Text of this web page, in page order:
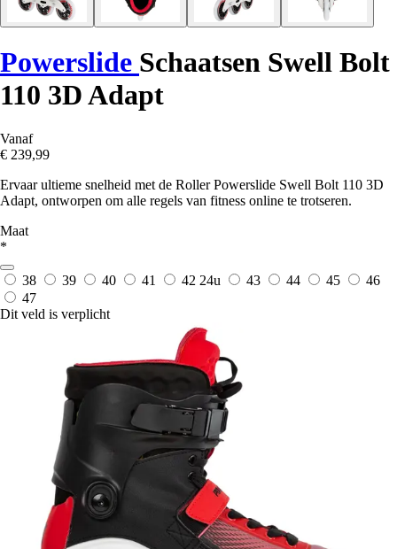
Powerslide Schaatsen Swell Bolt
110 3D Adapt
Vanaf
€ 239,99
Ervaar ultieme snelheid met de Roller Powerslide Swell Bolt 110 3D
Adapt, ontworpen om alle regels van fitness online te trotseren.
Maat
*
38 39 40 41 42 24u 43 44 45
46
47
Dit veld is verplicht